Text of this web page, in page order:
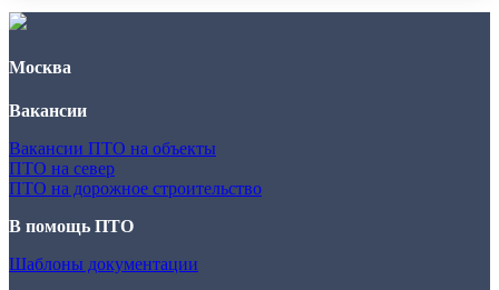
Москва
Вакансии
Вакансии ПТО на объекты
ПТО на север
ПТО на дорожное строительство
В помощь ПТО
Шаблоны документации